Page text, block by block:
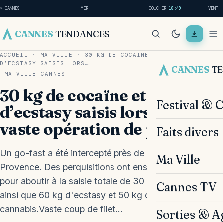
☀ CANNES — · MER— · COUCHER18:49 VENT —
CANNES TENDANCES
CANNES
Festival &
Faits divers
Ma Ville
Cannes TV
Sorties &
ACCUEIL · MA VILLE · 30 KG DE COCAÏNE ET 60 KG
D’ECSTASY SAISIS LORS…
MA VILLE
CANNES
30 kg de cocaïne et 60 kg
d’ecstasy saisis lors d’une
vaste opération de police
Un go-fast a été intercepté près de Salon-de-
Provence. Des perquisitions ont ensuite été menées
pour aboutir à la saisie totale de 30 kg de cocaïne,
ainsi que 60 kg d'ecstasy et 50 kg de résine de
cannabis.Vaste coup de filet…